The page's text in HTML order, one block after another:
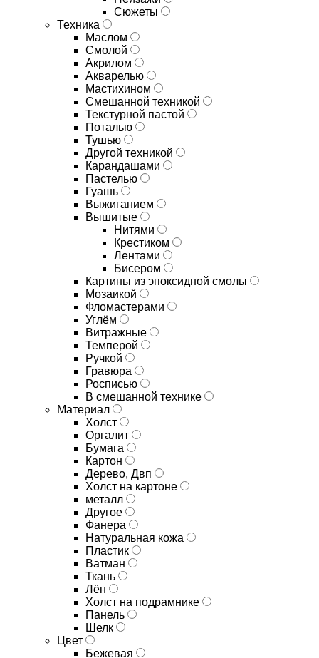
Сюжеты
Техника
Маслом
Смолой
Акрилом
Акварелью
Мастихином
Смешанной техникой
Текстурной пастой
Поталью
Тушью
Другой техникой
Карандашами
Пастелью
Гуашь
Выжиганием
Вышитые
Нитями
Крестиком
Лентами
Бисером
Картины из эпоксидной смолы
Мозаикой
Фломастерами
Углём
Витражные
Темперой
Ручкой
Гравюра
Росписью
В смешанной технике
Материал
Холст
Оргалит
Бумага
Картон
Дерево, Двп
Холст на картоне
металл
Другое
Фанера
Натуральная кожа
Пластик
Ватман
Ткань
Лён
Холст на подрамнике
Панель
Шелк
Цвет
Бежевая